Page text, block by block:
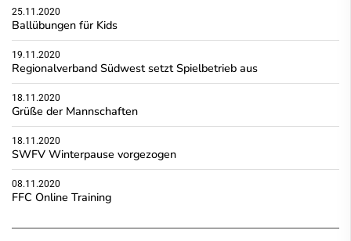
25.11.2020
Ballübungen für Kids
19.11.2020
Regionalverband Südwest setzt Spielbetrieb aus
18.11.2020
Grüße der Mannschaften
18.11.2020
SWFV Winterpause vorgezogen
08.11.2020
FFC Online Training